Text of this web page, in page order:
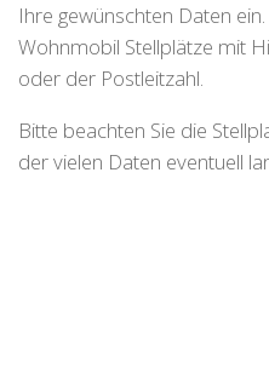
Ihre gewünschten Daten
Wohnmobil Stellplätze mit
oder der Postleitzahl.
Bitte beachten Sie die
der vielen Daten eventuell